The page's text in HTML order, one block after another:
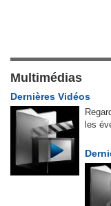
Multimédias
Dernières Vidéos
les